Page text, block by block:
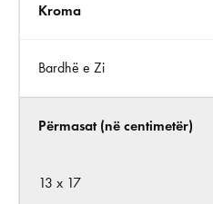
Kroma
Bardhë e Zi
Përmasat (në centimetër)
13 x 17